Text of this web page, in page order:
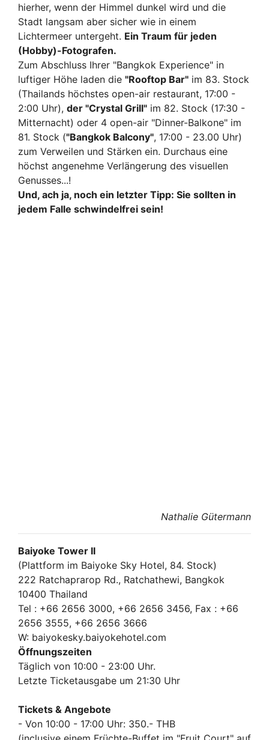
hierher, wenn der Himmel dunkel wird und die
Stadt langsam aber sicher wie in einem
Lichtermeer untergeht. Ein Traum für jeden
(Hobby)-Fotografen.
Zum Abschluss Ihrer "Bangkok Experience" in
luftiger Höhe laden die "Rooftop Bar" im 83. Stock
(Thailands höchstes open-air restaurant, 17:00 -
2:00 Uhr), der "Crystal Grill" im 82. Stock (17:30 -
Mitternacht) oder 4 open-air "Dinner-Balkone" im
81. Stock ("Bangkok Balcony", 17:00 - 23.00 Uhr)
zum Verweilen und Stärken ein. Durchaus eine
höchst angenehme Verlängerung des visuellen
Genusses...!
Und, ach ja, noch ein letzter Tipp: Sie sollten in
jedem Falle schwindelfrei sein!
Nathalie Gütermann
Baiyoke Tower II
(Plattform im Baiyoke Sky Hotel, 84. Stock)
222 Ratchaprarop Rd., Ratchathewi, Bangkok
10400 Thailand
Tel : +66 2656 3000, +66 2656 3456, Fax : +66
2656 3555, +66 2656 3666
W: baiyokesky.baiyokehotel.com
Öffnungszeiten
Täglich von 10:00 - 23:00 Uhr.
Letzte Ticketausgabe um 21:30 Uhr
Tickets & Angebote
- Von 10:00 - 17:00 Uhr: 350.- THB